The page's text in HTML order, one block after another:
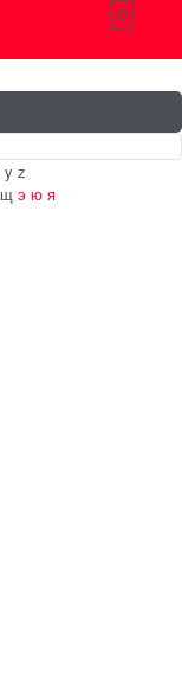
0
y z
щ э ю я